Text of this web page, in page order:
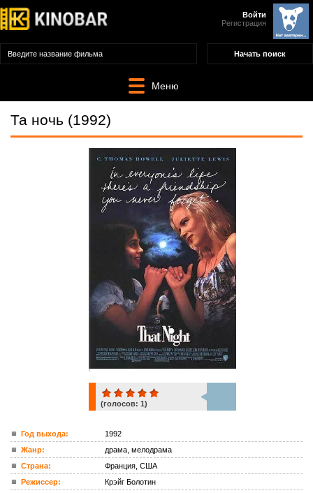
Войти
Регистрация
Меню
Та ночь (1992)
ком.
(голосов: 1)
Год выхода:
1992
Жанр:
драма, мелодрама
Страна:
Франция, США
Режиссер:
Крэйг Болотин